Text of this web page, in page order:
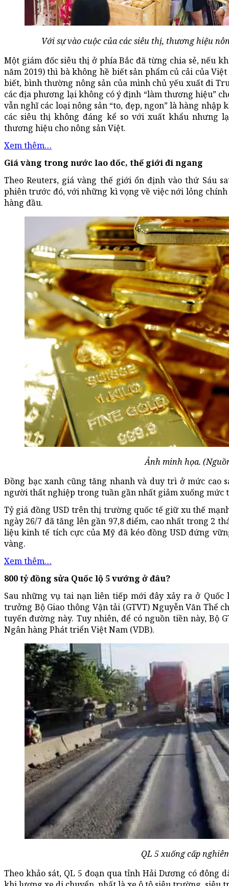
Với sự vào cuộc của các siêu thị, thương hiệu
Một giám đốc siêu thị ở phía Bắc đã từng chia sẻ, nếu
năm 2019) thì bà không hề biết sản phẩm củ cải của
biết, bình thường nông sản của mình chủ yếu xuất đi
các địa phương lại không có ý định “làm thương hiệu”
vẫn nghĩ các loại nông sản “to, đẹp, ngon” là hàng
các siêu thị không đáng kể so với xuất khẩu nhưng
thương hiệu cho nông sản Việt.
Xem thêm…
Giá vàng trong nước lao dốc, thế giới đi ngang
Theo Reuters, giá vàng thế giới ổn định vào thứ Sáu
phiên trước đó, với những kì vọng về việc nới lỏng
hàng đầu.
Ảnh minh họa.
Đồng bạc xanh cũng tăng nhanh và duy trì ở mức cao
người thất nghiệp trong tuần gần nhất giảm xuống mức
Tỷ giá đồng USD trên thị trường quốc tế giữ xu thế
ngày 26/7 đã tăng lên gần 97,8 điểm, cao nhất trong 2
liệu kinh tế tích cực của Mỹ đã kéo đồng USD đứng
vàng.
Xem thêm…
800 tỷ đồng sửa Quốc lộ 5 vướng ở đâu?
Sau những vụ tai nạn liên tiếp mới đây xảy ra ở Quốc
trưởng Bộ Giao thông Vận tải (GTVT) Nguyễn Văn Thể
tuyến đường này. Tuy nhiên, để có nguồn tiền này, Bộ
Ngân hàng Phát triển Việt Nam (VDB).
QL 5 xuống cấp
Theo khảo sát, QL 5 đoạn qua tỉnh Hải Dương có đông